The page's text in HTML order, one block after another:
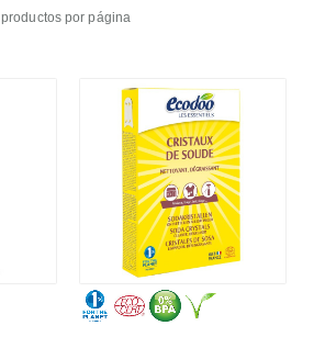
productos por página